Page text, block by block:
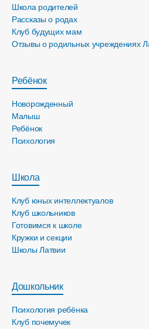
Школа родителей
Рассказы о родах
Клуб будущих мам
Отзывы о родильных учреждениях
Ребёнок
Новорожденный
Малыш
Ребёнок
Психология
Школа
Клуб юных интеллектуалов
Клуб школьников
Готовимся к школе
Кружки и секции
Школы Латвии
Дошкольник
Психология ребёнка
Клуб почемучек